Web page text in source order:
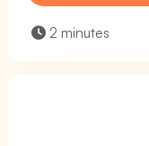
2 minutes